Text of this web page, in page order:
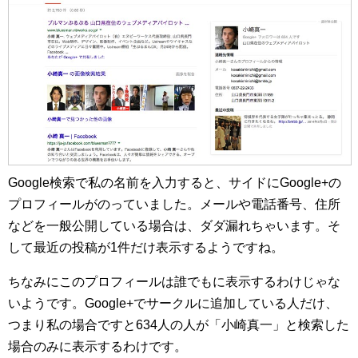
Google検索で私の名前を入力すると、サイドにGoogle+の
プロフィールがのっていました。メールや電話番号、住所
などを一般公開している場合は、ダダ漏れちゃいます。そ
して最近の投稿が1件だけ表示するようですね。
ちなみにこのプロフィールは誰でもに表示するわけじゃな
いようです。Google+でサークルに追加している人だけ、
つまり私の場合ですと634人の人が「小崎真一」と検索した
場合のみに表示するわけです。